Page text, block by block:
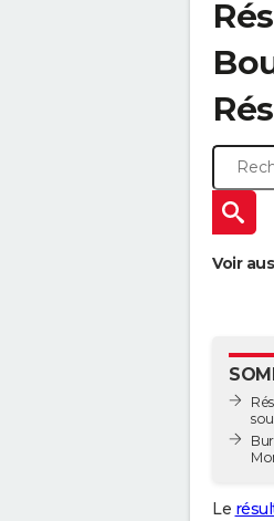
Voir
Le